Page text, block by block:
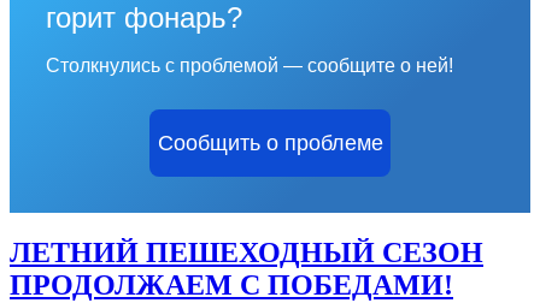
горит фонарь?
Столкнулись с проблемой — сообщите о ней!
Сообщить о проблеме
ЛЕТНИЙ ПЕШЕХОДНЫЙ СЕЗОН
ПРОДОЛЖАЕМ С ПОБЕДАМИ!